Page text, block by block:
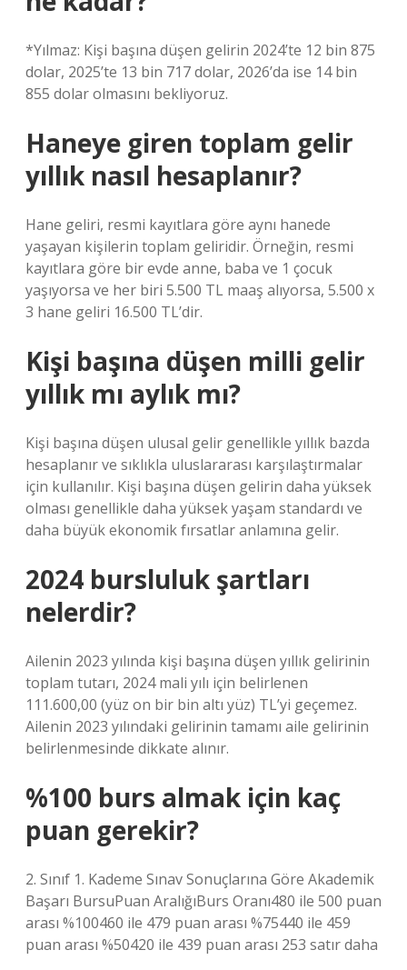
*Yılmaz: Kişi başına düşen gelirin 2024’te 12 bin 875
dolar, 2025’te 13 bin 717 dolar, 2026’da ise 14 bin
855 dolar olmasını bekliyoruz.
Haneye giren toplam gelir
yıllık nasıl hesaplanır?
Hane geliri, resmi kayıtlara göre aynı hanede
yaşayan kişilerin toplam geliridir. Örneğin, resmi
kayıtlara göre bir evde anne, baba ve 1 çocuk
yaşıyorsa ve her biri 5.500 TL maaş alıyorsa, 5.500 x
3 hane geliri 16.500 TL’dir.
Kişi başına düşen milli gelir
yıllık mı aylık mı?
Kişi başına düşen ulusal gelir genellikle yıllık bazda
hesaplanır ve sıklıkla uluslararası karşılaştırmalar
için kullanılır. Kişi başına düşen gelirin daha yüksek
olması genellikle daha yüksek yaşam standardı ve
daha büyük ekonomik fırsatlar anlamına gelir.
2024 bursluluk şartları
nelerdir?
Ailenin 2023 yılında kişi başına düşen yıllık gelirinin
toplam tutarı, 2024 mali yılı için belirlenen
111.600,00 (yüz on bir bin altı yüz) TL’yi geçemez.
Ailenin 2023 yılındaki gelirinin tamamı aile gelirinin
belirlenmesinde dikkate alınır.
%100 burs almak için kaç
puan gerekir?
2. Sınıf 1. Kademe Sınav Sonuçlarına Göre Akademik
Başarı BursuPuan AralığıBurs Oranı480 ile 500 puan
arası %100460 ile 479 puan arası %75440 ile 459
puan arası %50420 ile 439 puan arası 253 satır daha